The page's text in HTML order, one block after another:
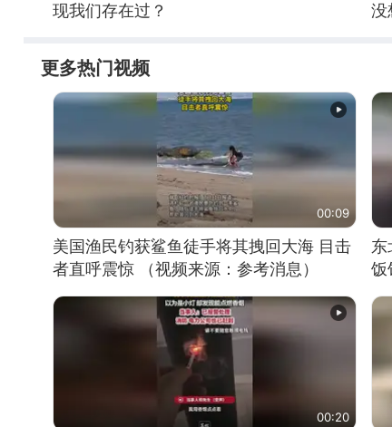
现我们存在过？
没
更多热门视频
00:09
美国渔民钓获鲨鱼徒手将其拽回大海 目击
者直呼震惊 （视频来源：参考消息）
东
饭
00:20